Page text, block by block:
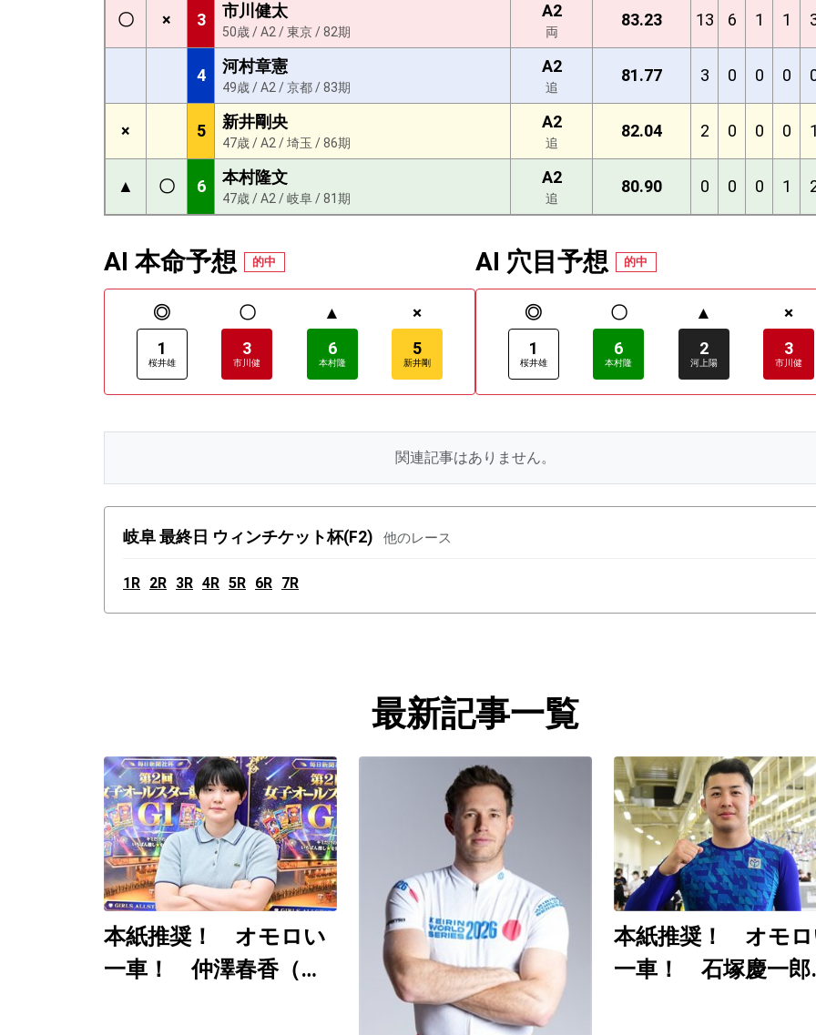
〇 × 3 市川健太
50歳 / A2 / 東京 / 82期
A2
両
83.23 13 6 1 1
4 河村章憲
49歳 / A2 / 京都 / 83期
A2
追
81.77 3 0 0 0
× 5 新井剛央
47歳 / A2 / 埼玉 / 86期
A2
追
82.04 2 0 0 0
▲ 〇 6 本村隆文
47歳 / A2 / 岐阜 / 81期
A2
追
80.90 0 0 0 1
AI 本命予想 的中
◎
1
桜井雄
〇
3
市川健
▲
6
本村隆
×
5
新井剛
AI 穴目予想 的中
◎
1
桜井雄
〇
6
本村隆
▲
2
河上陽
×
3
市川健
関連記事はありません。
岐阜 最終日 ウィンチケット杯(F2) 他のレース
1R 2R 3R 4R 5R 6R 7R
最新記事一覧
本紙推奨！ オモロい
一車！ 仲澤春香（佐
本紙推奨！ オモ
一車！ 石塚慶一郎